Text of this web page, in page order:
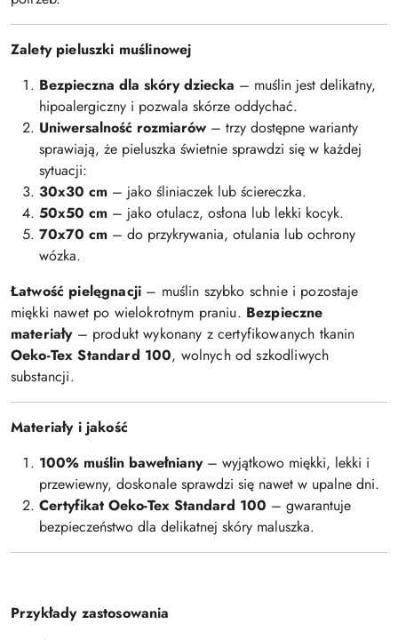
Zalety pieluszki muślinowej
Bezpieczna dla skóry dziecka – muślin jest delikatny,
hipoalergiczny i pozwala skórze oddychać.
Uniwersalność rozmiarów – trzy dostępne warianty
sprawiają, że pieluszka świetnie sprawdzi się w każdej
sytuacji:
30x30 cm – jako śliniaczek lub ściereczka.
50x50 cm – jako otulacz, osłona lub lekki kocyk.
70x70 cm – do przykrywania, otulania lub ochrony
wózka.
Łatwość pielęgnacji – muślin szybko schnie i pozostaje
miękki nawet po wielokrotnym praniu. Bezpieczne
materiały– produkt wykonany z certyfikowanych tkanin
Oeko-Tex Standard 100, wolnych od szkodliwych
substancji.
Materiały i jakość
100% muślin bawełniany– wyjątkowo miękki, lekki i
przewiewny, doskonale sprawdzi się nawet w upalne dni.
Certyfikat Oeko-Tex Standard 100 – gwarantuje
bezpieczeństwo dla delikatnej skóry maluszka.
Przykłady zastosowania